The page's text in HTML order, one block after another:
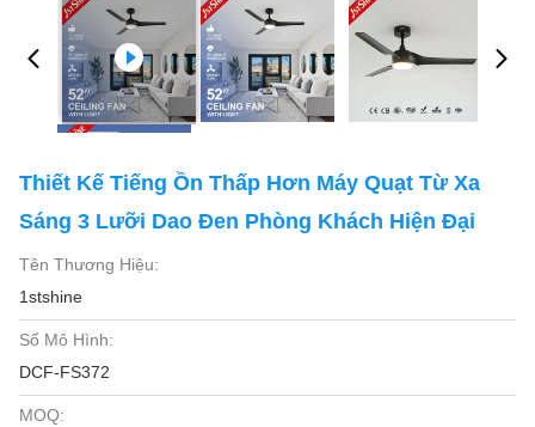
Thiết Kế Tiếng Ồn Thấp Hơn Máy Quạt Từ Xa
Sáng 3 Lưỡi Dao Đen Phòng Khách Hiện Đại
Tên Thương Hiệu:
1stshine
Số Mô Hình:
DCF-FS372
MOQ: